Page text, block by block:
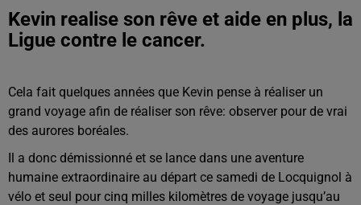
Kevin realise son rêve et aide en plus, la
Ligue contre le cancer.
Cela fait quelques années que Kevin pense à réaliser un
grand voyage afin de réaliser son rêve: observer pour de vrai
des aurores boréales.
Il a donc démissionné et se lance dans une aventure
humaine extraordinaire au départ ce samedi de Locquignol à
vélo et seul pour cinq milles kilomètres de voyage jusqu’au